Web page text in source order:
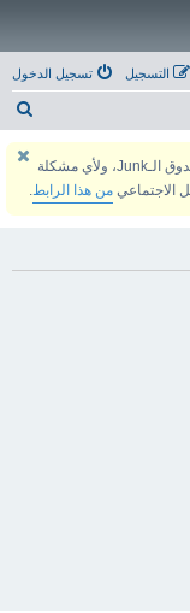
تسجيل الدخول التسجيل
يمكنك التسجيل والتفعيل عبر بريدك الالكتروني، راجع صندوق الـJunk، ولأي مشكلة
الاجتماعي من هذا الرابط.